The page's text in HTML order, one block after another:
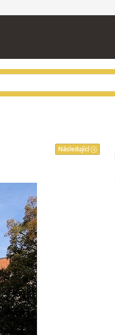
Následující